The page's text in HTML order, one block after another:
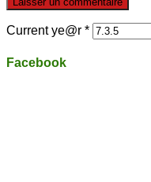
Current ye@r *
Facebook